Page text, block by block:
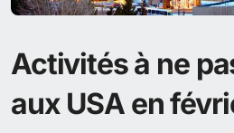
Activités à ne
aux USA en